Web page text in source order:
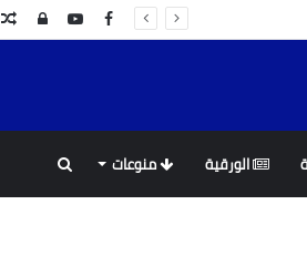
تسجيلYouTubeFacebook
الورقية منوعات